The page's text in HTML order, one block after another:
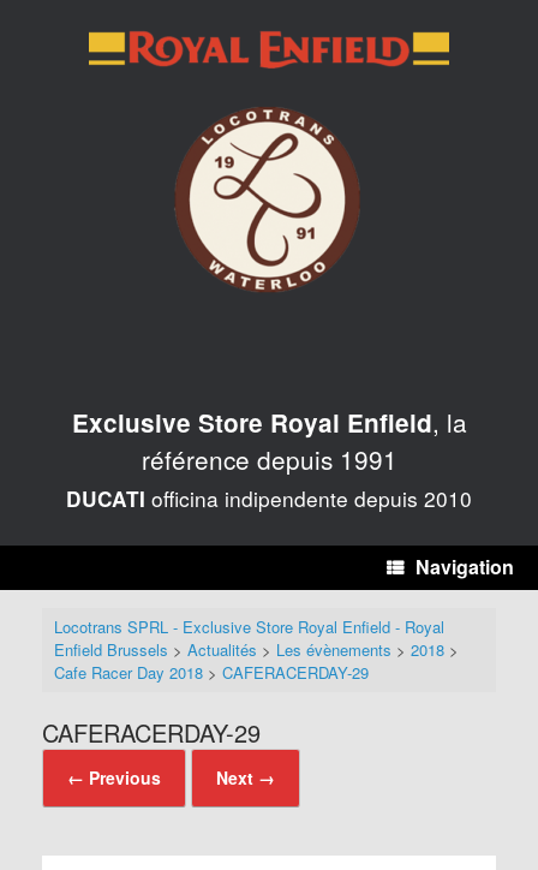
Exclusive Store Royal Enfield, la
référence depuis 1991
DUCATI officina indipendente depuis 2010
Navigation
Locotrans SPRL - Exclusive Store Royal Enfield - Royal
Enfield Brussels > Actualités > Les évènements > 2018>
Cafe Racer Day 2018> CAFERACERDAY-29
CAFERACERDAY-29
← Previous Next →